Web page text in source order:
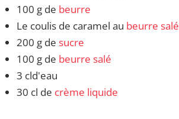
100 g de beurre
Le coulis de caramel au beurre salé
200 g de sucre
100 g de beurre salé
3 cld'eau
30 cl de crème liquide